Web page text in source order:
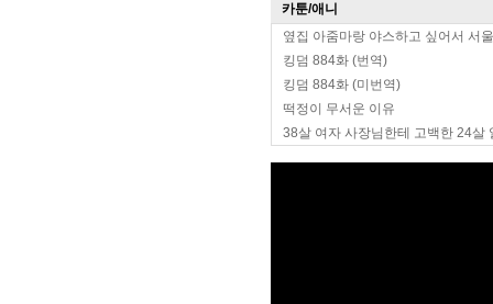
카툰/애니
옆집 아줌마랑 야스하고 싶어서 서
킹덤 884화 (번역)
킹덤 884화 (미번역)
떡정이 무서운 이유
38살 여자 사장님한테 고백한 24살